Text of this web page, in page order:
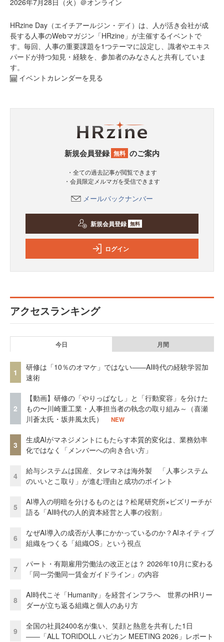
HRzine Day（エイチアールジン・デイ）は、人が活き会社が成
長する人事のWebマガジン「HRzine」が主催するイベントで
す。毎回、人事の重要課題を1つテーマに設定し、識者やエキス
パードが持つ知見・経験を、参加者のみなさんと共有していま
す。
イベントカレンダーを見る
新規会員登録 無料 のご案内
・全ての過去記事が閲覧できます
・会員限定メルマガを受信できます
メールバックナンバー
新規会員登録 無料
ログイン
アクセスランキング
今日 月間
1
研修は「10％のオマケ」ではない——AI時代の経験学習加
速術
2
【動画】研修の「やりっぱなし」と「行動変容」を分けた
もの〜川崎重工業・人事担当者の執念の取り組み～（喜瀬
川蒼太氏・坂井風太氏）
NEW
3
生成AIがマネジメントにもたらす本質的変化は、業務効率
化ではなく「メンバーへの向き合い方」
4
給与システムは国産、タレマネは海外製 「人事システム
のいいとこ取り」が進む理由と成功のポイント
5
AI導入の明暗を分けるものとは？松尾研究所×ビズリーチが
語る「AI時代の人的資本経営と人事の役割」
6
なぜAI導入の成否が人事にかかっているのか？AIネイティブ
組織をつくる「組織OS」という視点
7
パート・有期雇用労働法の改正とは？ 2026年10月に変わる
「同一労働同一賃金ガイドライン」の内容
8
AI時代こそ「Humanity」を経営インフラへ 世界のHRリー
ダーが立ち返る組織と個人のあり方
9
全国の社員2400名が集い、笑顔と熱意を共有した1日
――「ALL TORIDOLL ハピカン MEETING 2026」レポート